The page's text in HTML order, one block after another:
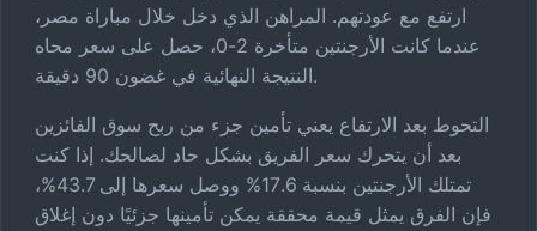
ارتفع مع عودتهم. المراهن الذي دخل خلال مباراة مصر،
عندما كانت الأرجنتين متأخرة 2-0، حصل على سعر محاه
النتيجة النهائية في غضون 90 دقيقة.
التحوط بعد الارتفاع يعني تأمين جزء من ربح سوق الفائزين
بعد أن يتحرك سعر الفريق بشكل حاد لصالحك. إذا كنت
تمتلك الأرجنتين بنسبة 17.6% ووصل سعرها إلى 43.7%،
فإن الفرق يمثل قيمة محققة يمكن تأمينها جزئيًا دون إغلاق